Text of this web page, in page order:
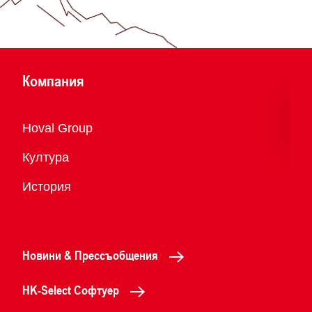
Компания
Преглед
Hoval Group
Култура
История
Новини & Прессъобщения
HK-Select Софтуер